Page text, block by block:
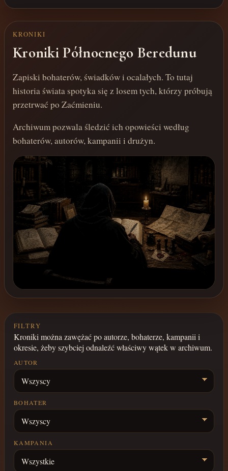
KRONIKI
Kroniki Północnego Beredunu
Zapiski bohaterów, świadków i ocalałych. To tutaj
historia świata spotyka się z losem tych, którzy próbują
przetrwać po Zaćmieniu.
Archiwum pozwala śledzić ich opowieści według
bohaterów, autorów, kampanii i drużyn.
FILTRY
Kroniki można zawężać po autorze, bohaterze, kampanii i
okresie, żeby szybciej odnaleźć właściwy wątek w archiwum.
AUTOR
BOHATER
KAMPANIA